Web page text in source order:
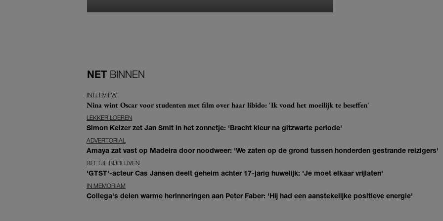
NET BINNEN
INTERVIEW
Nina wint Oscar voor studenten met film over haar libido: 'Ik vond het moeilijk te beseffen'
LEKKER LOEREN
Simon Keizer zet Jan Smit in het zonnetje: 'Bracht kleur na gitzwarte periode'
ADVERTORIAL
Amaya zat vast op Madeira door noodweer: 'We zaten op de grond tussen honderden gestrande reizigers'
BEETJE BIJBLIJVEN
'GTST'-acteur Cas Jansen deelt geheim achter 17-jarig huwelijk: 'Je moet elkaar vrijlaten'
IN MEMORIAM
Collega's delen warme herinneringen aan Peter Faber: 'Hij had een aanstekelijke positieve energie'